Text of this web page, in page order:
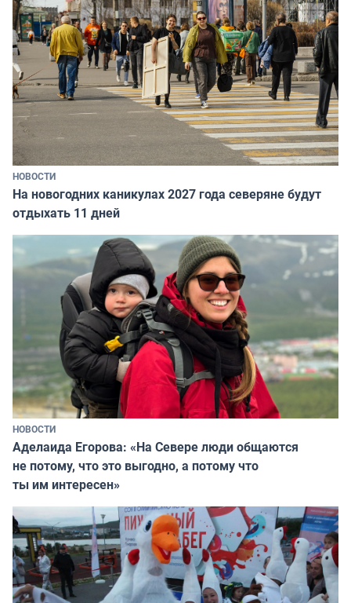
НОВОСТИ
На новогодних каникулах 2027 года северяне будут
отдыхать 11 дней
НОВОСТИ
Аделаида Егорова: «На Севере люди общаются
не потому, что это выгодно, а потому что
ты им интересен»